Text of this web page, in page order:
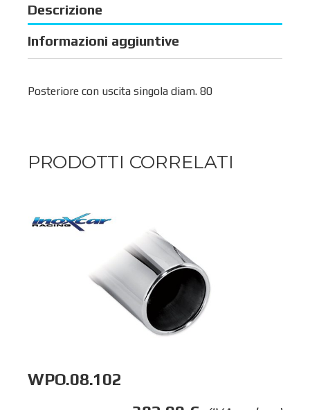
Descrizione
Informazioni aggiuntive
Posteriore con uscita singola diam. 80
PRODOTTI CORRELATI
WPO.08.102